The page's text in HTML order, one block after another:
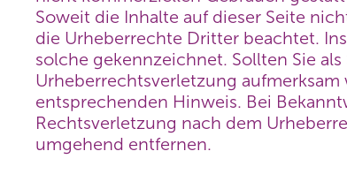
Soweit die Inhalte auf dieser Seite
die Urheberrechte Dritter beachtet.
solche gekennzeichnet. Sollten Sie
Urheberrechtsverletzung
entsprechenden Hinweis. Bei
Rechtsverletzung nach dem
umgehend entfernen.